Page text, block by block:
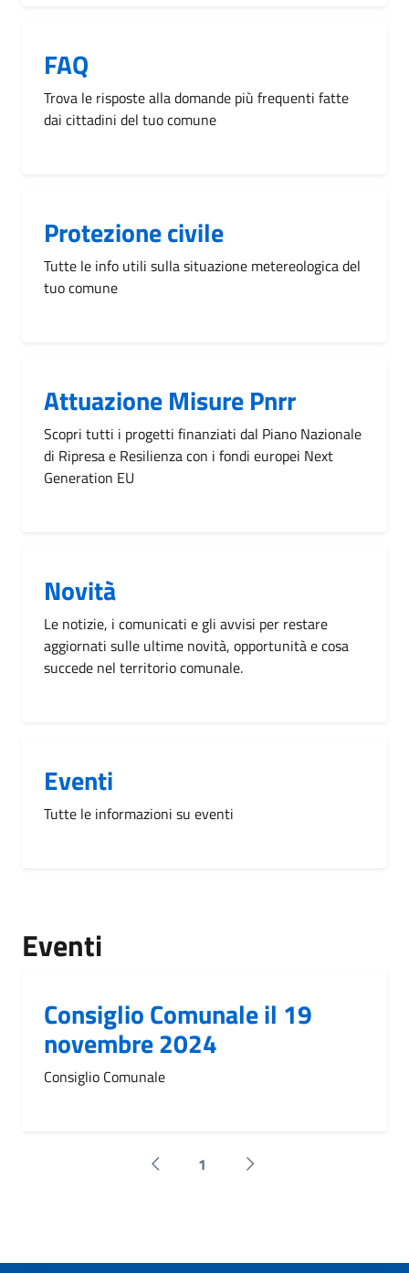
FAQ
Trova le risposte alla domande più frequenti fatte
dai cittadini del tuo comune
Protezione civile
Tutte le info utili sulla situazione metereologica del
tuo comune
Attuazione Misure Pnrr
Scopri tutti i progetti finanziati dal Piano Nazionale
di Ripresa e Resilienza con i fondi europei Next
Generation EU
Novità
Le notizie, i comunicati e gli avvisi per restare
aggiornati sulle ultime novità, opportunità e cosa
succede nel territorio comunale.
Eventi
Tutte le informazioni su eventi
Eventi
Consiglio Comunale il 19
novembre 2024
Consiglio Comunale
Pagina precedente
1 Successiva »